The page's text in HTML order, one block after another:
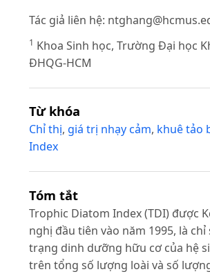
Tác giả liên hệ:
1 Khoa Sinh học, Trường Đại học
ĐHQG-HCM
Từ khóa
Chỉ thị, giá trị nhạy cảm, khuê tảo
Index
Tóm tắt
Trophic Diatom Index (TDI) được
nghị đầu tiên vào năm 1995, là
trạng dinh dưỡng hữu cơ của hệ
trên tổng số lượng loài và số